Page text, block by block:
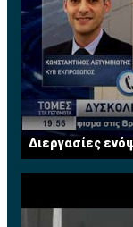
Διεργασίες